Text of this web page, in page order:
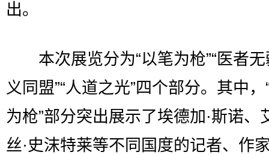
出。
本次展览分为“以笔为枪”“医者无
义同盟”“人道之光”四个部分。其中，
为枪”部分突出展示了埃德加·斯诺、
丝·史沫特莱等不同国度的记者、作